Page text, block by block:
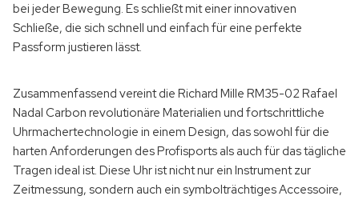
bei jeder Bewegung. Es schließt mit einer innovativen
Schließe, die sich schnell und einfach für eine perfekte
Passform justieren lässt.
Zusammenfassend vereint die Richard Mille RM35-02 Rafael
Nadal Carbon revolutionäre Materialien und fortschrittliche
Uhrmachertechnologie in einem Design, das sowohl für die
harten Anforderungen des Profisports als auch für das tägliche
Tragen ideal ist. Diese Uhr ist nicht nur ein Instrument zur
Zeitmessung, sondern auch ein symbolträchtiges Accessoire,